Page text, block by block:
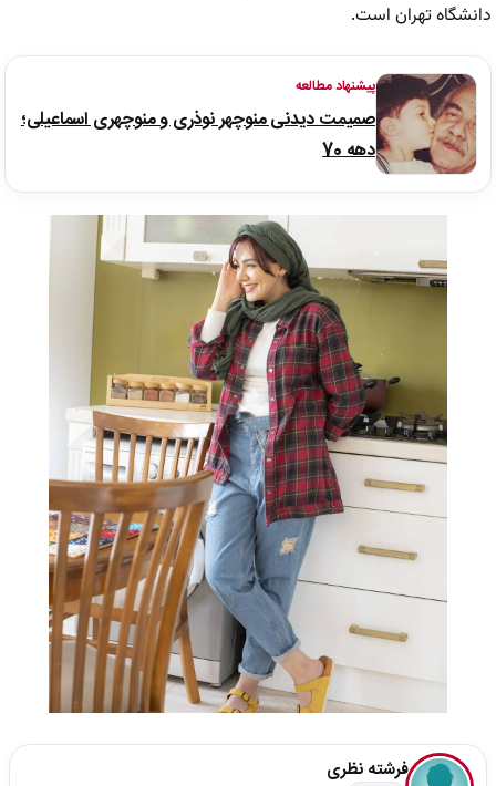
دانشگاه تهران است.
پیشنهاد مطالعه
صمیمت دیدنی منوچهر نوذری و منوچهری اسماعیلی؛
دهه 70
فرشته نظری